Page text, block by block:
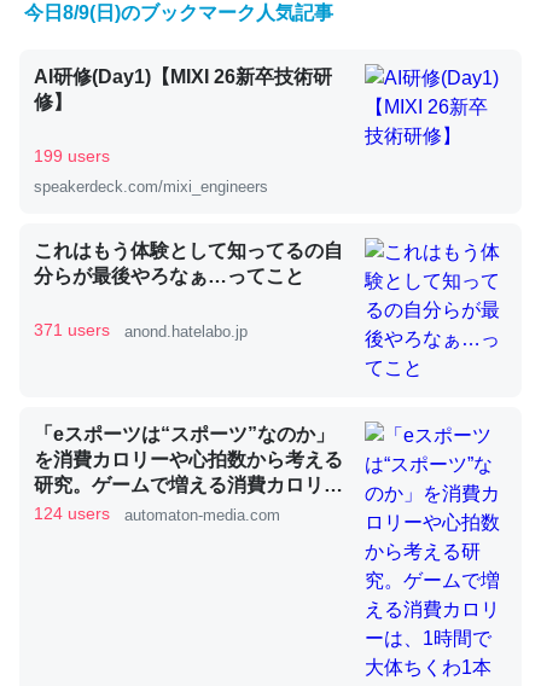
くらい。小説でいう「ずっと前の伏線」は回収されないけ
ど、短期記憶というには多い分量。進化すればするほど分
かりやすく強くなりそう
─GPTの仕組みと限界についての考察（１） - conceptualization
昆虫ってカルシウム少ないのか。知らんかった。調べたら
コオロギのカルシウム分はエビの600分の1程度。
論文では「淡水はカルシウムも酸素も不足してて両方に不
利だから両方が拮抗してるのでは」とあって面白い。海に
いる鋏角類（カブトガニ・ウミグモ）はカルシウムを使わ
ずキチンを強化してる筈だが、酵素が違うのか？
今日8/9(日)のブックマーク人気記事
AI研修(Day1)【MIXI 26新卒技術研
修】
199 users
speakerdeck.com/mixi_engineers
これはもう体験として知ってるの自
分らが最後やろなぁ…ってこと
371 users anond.hatelabo.jp
「eスポーツは“スポーツ”なのか」
を消費カロリーや心拍数から考える
研究。ゲームで増える消費カロリー
は、1時間で大体ちくわ1本分 -
124 users automaton-media.com